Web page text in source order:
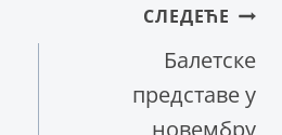
СЛЕДЕЋЕ
Балетске
представе у
новембру